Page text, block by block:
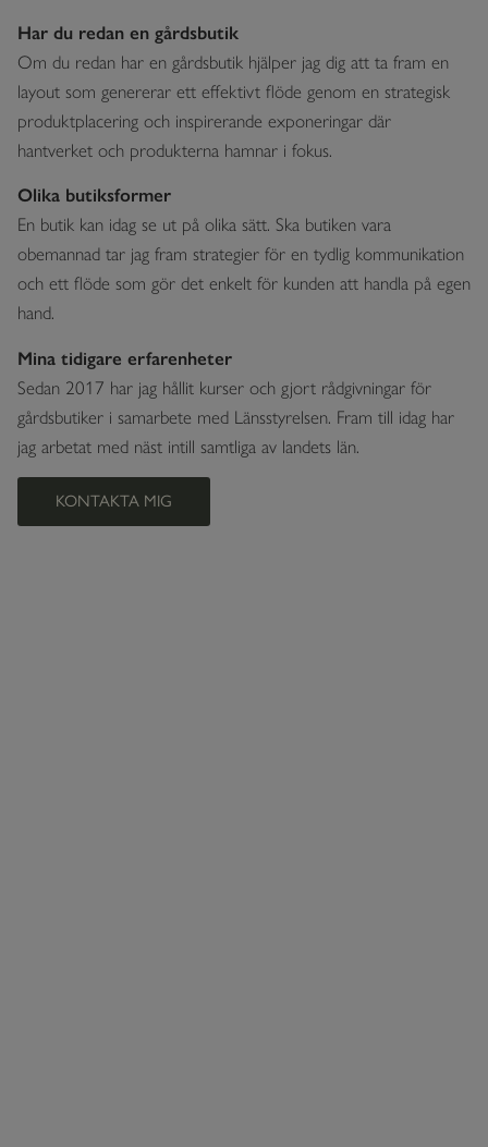
Har du redan en gårdsbutik
Om du redan har en gårdsbutik hjälper jag dig att ta fram en
layout som genererar ett effektivt flöde genom en strategisk
produktplacering och inspirerande exponeringar där
hantverket och produkterna hamnar i fokus.
Olika butiksformer
En butik kan idag se ut på olika sätt. Ska butiken vara
obemannad tar jag fram strategier för en tydlig kommunikation
och ett flöde som gör det enkelt för kunden att handla på egen
hand.
Mina tidigare erfarenheter
Sedan 2017 har jag hållit kurser och gjort rådgivningar för
gårdsbutiker i samarbete med Länsstyrelsen. Fram till idag har
jag arbetat med näst intill samtliga av landets län.
KONTAKTA MIG